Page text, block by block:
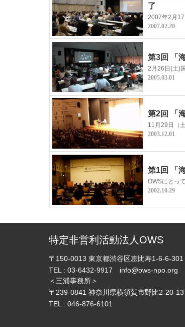
了
2007年2月
2007.02.20
第3回 「
2月26日(土)
2005.03.01
第2回 「
11月29日（
2003.12.01
第1回 「
OWSにとっ
2002.10.29
特定非営利活動法人OWS
〒150-0013 東京都渋谷区恵比寿1-6-6-301
TEL : 03-6432-9917
info@ows-npo.org
＜三浦事務所＞
〒239-0841 神奈川県横須賀市野比2-20-13
TEL : 046-876-6101